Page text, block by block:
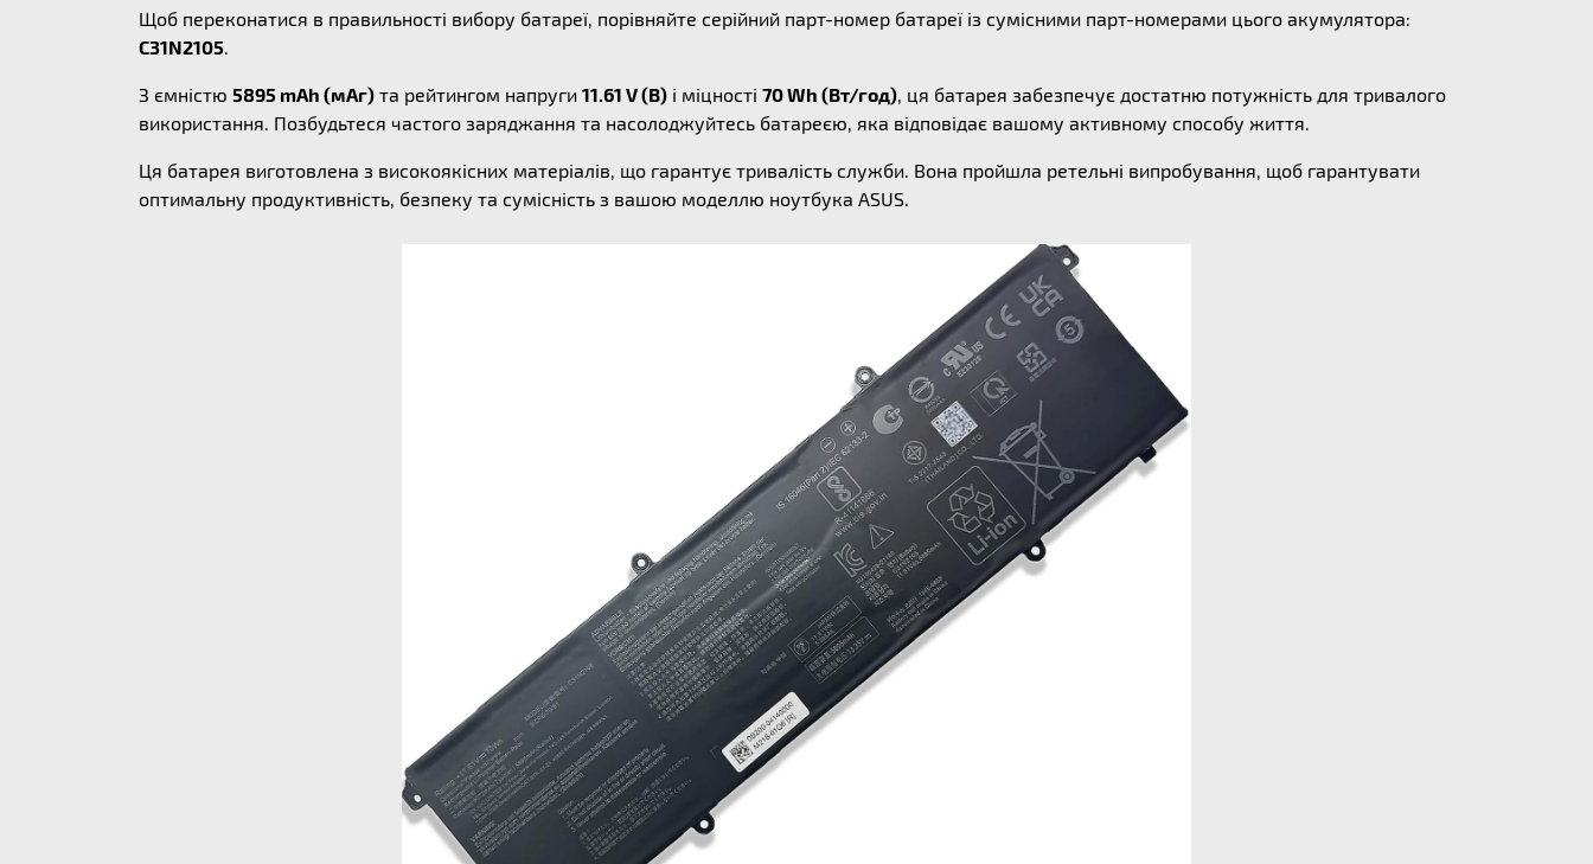
Щоб переконатися в правильності вибору батареї, порівняйте серійний парт-номер батареї із сумісними парт-номерами цього акумулятора:
C31N2105.
З ємністю 5895 mAh (мАг) та рейтингом напруги 11.61 V (В) і міцності 70 Wh (Вт/год), ця батарея забезпечує достатню потужність для тривалого
використання. Позбудьтеся частого заряджання та насолоджуйтесь батареєю, яка відповідає вашому активному способу життя.
Ця батарея виготовлена з високоякісних матеріалів, що гарантує тривалість служби. Вона пройшла ретельні випробування, щоб гарантувати
оптимальну продуктивність, безпеку та сумісність з вашою моделлю ноутбука ASUS.